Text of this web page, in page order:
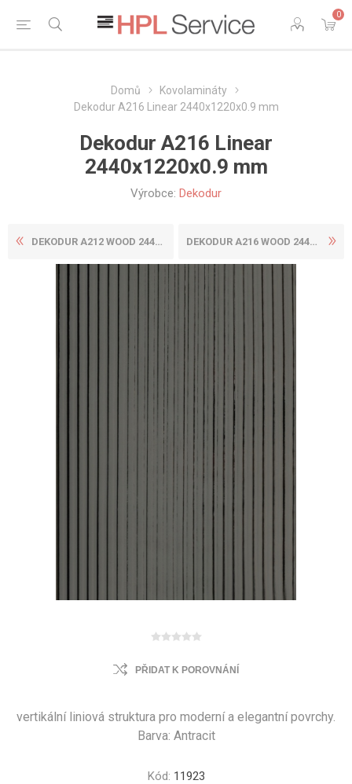
0
Domů
Kovolamináty
Dekodur A216 Linear 2440x1220x0.9 mm
Dekodur A216 Linear
2440x1220x0.9 mm
Výrobce: Dekodur
DEKODUR A212 WOOD 2440X1220... DEKODUR A216 WOOD 2440X1220...
PŘIDAT K POROVNÁNÍ
vertikální liniová struktura pro moderní a elegantní povrchy.
Barva: Antracit
Kód: 11923